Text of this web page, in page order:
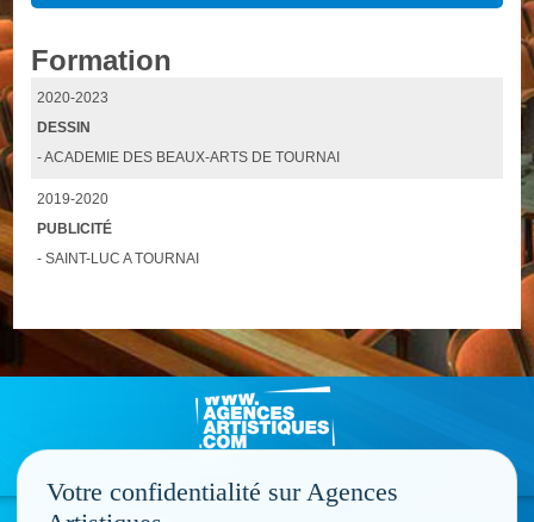
Formation
2020-2023
DESSIN
- ACADEMIE DES BEAUX-ARTS DE TOURNAI
2019-2020
PUBLICITÉ
- SAINT-LUC A TOURNAI
Votre confidentialité sur Agences